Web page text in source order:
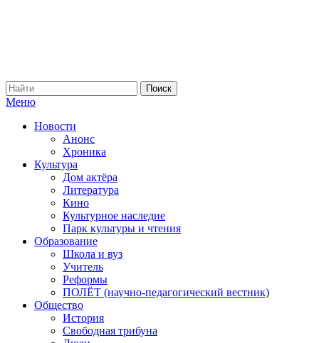
Меню
Новости
Анонс
Хроника
Культура
Дом актёра
Литература
Кино
Культурное наследие
Парк культуры и чтения
Образование
Школа и вуз
Учитель
Реформы
ПОЛЁТ (научно-педагогический вестник)
Общество
История
Свободная трибуна